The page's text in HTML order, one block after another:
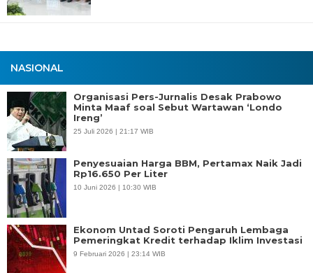
NASIONAL
Organisasi Pers-Jurnalis Desak Prabowo
Minta Maaf soal Sebut Wartawan ‘Londo
Ireng’
25 Juli 2026 | 21:17 WIB
Penyesuaian Harga BBM, Pertamax Naik Jadi
Rp16.650 Per Liter
10 Juni 2026 | 10:30 WIB
Ekonom Untad Soroti Pengaruh Lembaga
Pemeringkat Kredit terhadap Iklim Investasi
9 Februari 2026 | 23:14 WIB